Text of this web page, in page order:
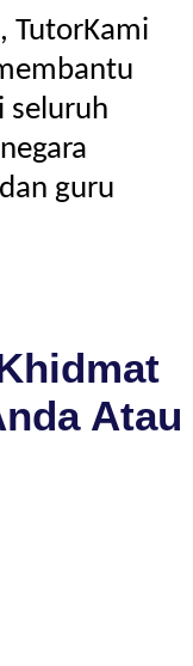
TutorKami
seluruh
guru
Atau